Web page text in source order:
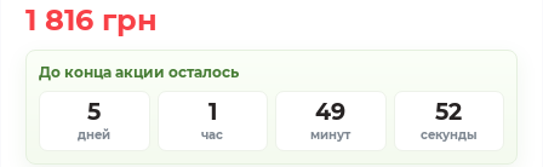
1 816 грн
До конца акции осталось
5
дней
1
час
49
минут
52
секунды